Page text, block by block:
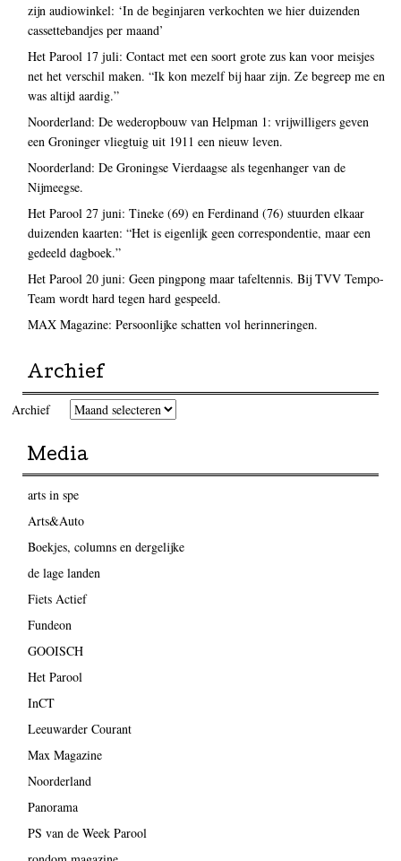
zijn audiowinkel: ‘In de beginjaren verkochten we hier duizenden
cassettebandjes per maand’
Het Parool 17 juli: Contact met een soort grote zus kan voor meisjes
net het verschil maken. “Ik kon mezelf bij haar zijn. Ze begreep me en
was altijd aardig.”
Noorderland: De wederopbouw van Helpman 1: vrijwilligers geven
een Groninger vliegtuig uit 1911 een nieuw leven.
Noorderland: De Groningse Vierdaagse als tegenhanger van de
Nijmeegse.
Het Parool 27 juni: Tineke (69) en Ferdinand (76) stuurden elkaar
duizenden kaarten: “Het is eigenlijk geen correspondentie, maar een
gedeeld dagboek.”
Het Parool 20 juni: Geen pingpong maar tafeltennis. Bij TVV Tempo-
Team wordt hard tegen hard gespeeld.
MAX Magazine: Persoonlijke schatten vol herinneringen.
Archief
Archief
Media
arts in spe
Arts&Auto
Boekjes, columns en dergelijke
de lage landen
Fiets Actief
Fundeon
GOOISCH
Het Parool
InCT
Leeuwarder Courant
Max Magazine
Noorderland
Panorama
PS van de Week Parool